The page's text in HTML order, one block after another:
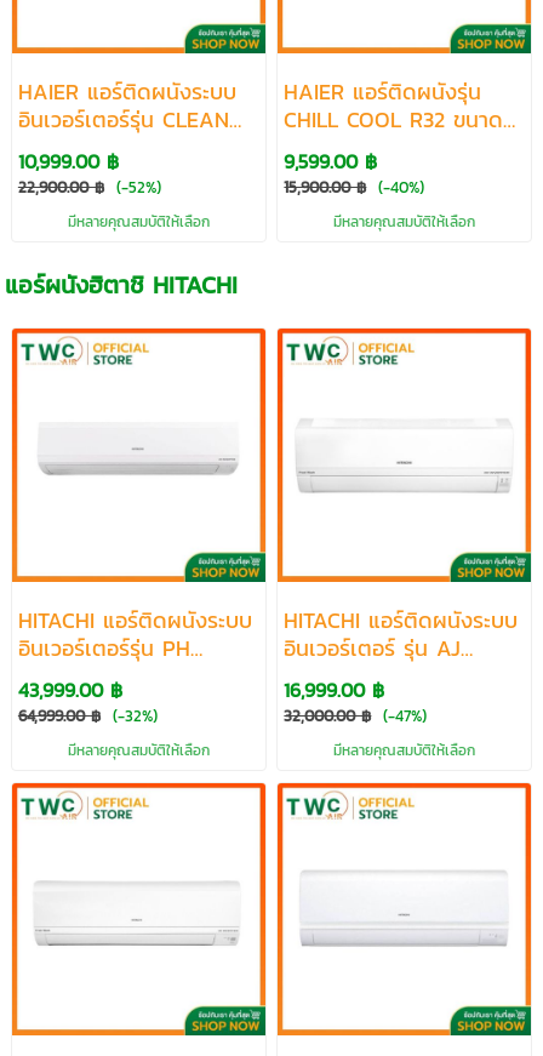
HAIER แอร์ติดผนังระบบ
อินเวอร์เตอร์รุ่น CLEAN
COOL R32 ขนาด 9374-
23854 BTU
10,999.00 ฿
22,900.00 ฿ (-52%)
มีหลายคุณสมบัติให้เลือก
HAIER แอร์ติดผนังรุ่น
CHILL COOL R32 ขนาด
10042-24400 BTU
9,599.00 ฿
15,900.00 ฿ (-40%)
มีหลายคุณสมบัติให้เลือก
แอร์ผนังฮิตาชิ HITACHI
HITACHI แอร์ติดผนังระบบ
อินเวอร์เตอร์รุ่น PH
Series R32 ขนาด 28240
BTU
43,999.00 ฿
64,999.00 ฿ (-32%)
มีหลายคุณสมบัติให้เลือก
HITACHI แอร์ติดผนังระบบ
อินเวอร์เตอร์ รุ่น AJ
Series R32 ขนาด 8920-
22030 BTU
16,999.00 ฿
32,000.00 ฿ (-47%)
มีหลายคุณสมบัติให้เลือก